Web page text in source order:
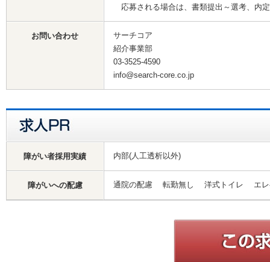
応募される場合は、書類提出～選考、内
お問い合わせ
サーチコア
紹介事業部
03-3525-4590
info@search-core.co.jp
障がい者採用実績 内部(人工透析以外)
障がいへの配慮 通院の配慮 転勤無し 洋式トイレ エ